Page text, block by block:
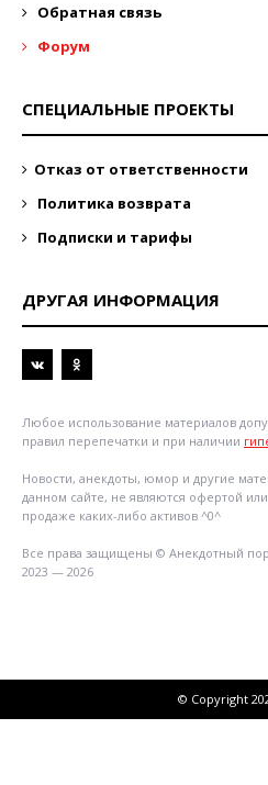
Обратная связь
Форум
СПЕЦИАЛЬНЫЕ ПРОЕКТЫ
Отказ от ответственности
Политика возврата
Подписки и тарифы
ДРУГАЯ ИНФОРМАЦИЯ
Любое использование материалов
правил перепечатки и при наличии
Новости, анекдоты, юмор и другие
данном сайте, не являются офертой
продаже каких-либо активов ^0^
Все права защищены © Анекдотный
2023 — 2026
© Copyright